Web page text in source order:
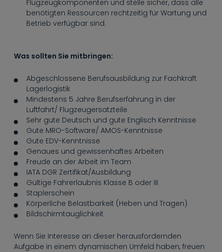
----
Flugzeugkomponenten und stelle sicher, dass alle
benötigten Ressourcen rechtzeitig für Wartung und
Betrieb verfügbar sind.
Was sollten Sie mitbringen:
Abgeschlossene Berufsausbildung zur Fachkraft
Lagerlogistik
Mindestens 5 Jahre Berufserfahrung in der
Luftfahrt/ Flugzeugersatzteile
Sehr gute Deutsch und gute Englisch Kenntnisse
Gute MRO-Software/ AMOS-Kenntnisse
Gute EDV-Kenntnisse
Genaues und gewissenhaftes Arbeiten
Freude an der Arbeit im Team
IATA DGR Zertifikat/Ausbildung
Gültige Fahrerlaubnis Klasse B oder III
Staplerschein
Körperliche Belastbarkeit (Heben und Tragen)
Bildschirmtauglichkeit
Wenn Sie Interesse an dieser herausfordernden
Aufgabe in einem dynamischen Umfeld haben, freuen